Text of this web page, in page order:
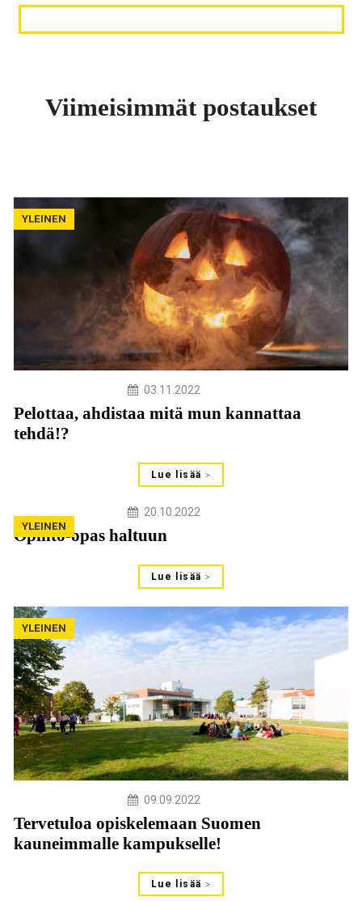
Viimeisimmät postaukset
YLEINEN
03.11.2022
Pelottaa, ahdistaa mitä mun kannattaa
tehdä!?
Lue lisää
YLEINEN
20.10.2022
Opinto-opas haltuun
Lue lisää
YLEINEN
09.09.2022
Tervetuloa opiskelemaan Suomen
kauneimmalle kampukselle!
Lue lisää